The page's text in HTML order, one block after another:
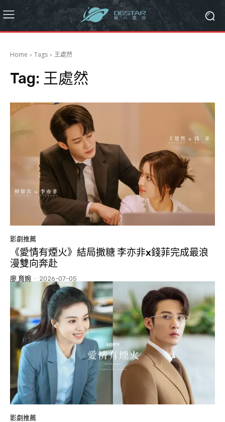
Home Tags 王處然
Tag: 王處然
影劇推薦
《愛情有煙火》結局撒糖 李亦非x錢菲完成最浪
漫雙向奔赴
廖 育婉 - 2026-07-05
影劇推薦